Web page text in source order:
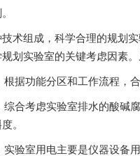
成，科学合理的规划实验
规划实验室的关键考虑因素
功能分区和工作流程，
考虑实验室排水的酸碱腐蚀
。
验室用电主要是仪器设备用电